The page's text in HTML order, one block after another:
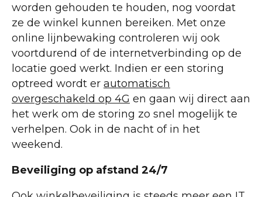
worden gehouden te houden, nog voordat
ze de winkel kunnen bereiken. Met onze
online lijnbewaking controleren wij ook
voortdurend of de internetverbinding op de
locatie goed werkt. Indien er een storing
optreed wordt er automatisch
overgeschakeld op 4G en gaan wij direct aan
het werk om de storing zo snel mogelijk te
verhelpen. Ook in de nacht of in het
weekend.
Beveiliging op afstand 24/7